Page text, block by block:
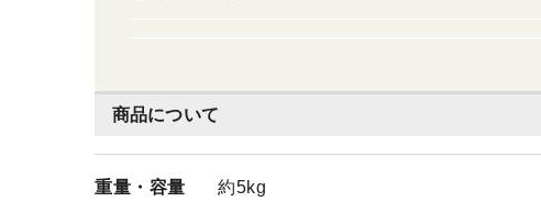
商品について
重量・ 容量 約5kg